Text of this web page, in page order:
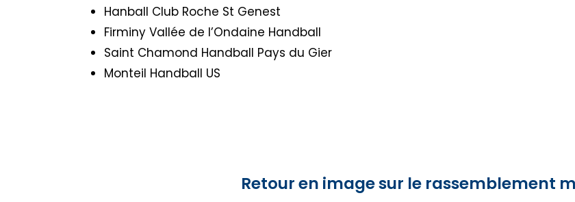
Hanball Club Roche St Genest
Firminy Vallée de l’Ondaine Handball
Saint Chamond Handball Pays du Gier
Monteil Handball US
Retour en image sur le rassemblement